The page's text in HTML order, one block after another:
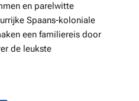
en parelwitte
Spaans-koloniale
een familiereis door
de leukste